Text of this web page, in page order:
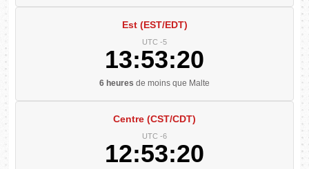
Est (EST/EDT)
UTC -5
13:53:21
6 heures de moins que Malte
Centre (CST/CDT)
UTC -6
12:53:21